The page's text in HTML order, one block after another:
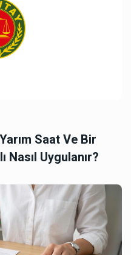
Saat Ve Bir
Nasıl Uygulanır?